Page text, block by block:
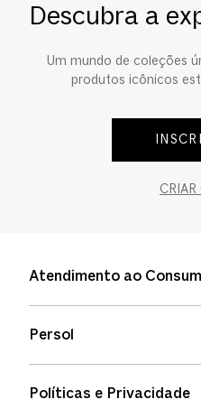
Ponte Alta
Descubra a
Um mundo de coleções
produtos icônicos
CRIAR
Atendimento ao
Status de pedidos
Persol
Políticas e Privacidade